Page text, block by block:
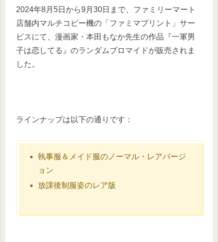
2024年8月5日から9月30日まで、ファミリーマート
店舗内マルチコピー機の「ファミマプリント」サー
ビスにて、漫画家・本田もなか先生の作品『一軍男
子は恋してる』のランダムブロマイドが販売されま
した。
ラインナップは以下の通りです：
執事服＆メイド服のノーマル・レアバージ
ョン
放課後制服姿のレア版